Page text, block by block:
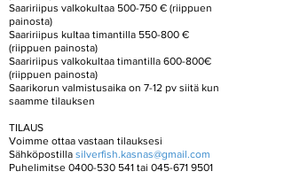
Saaririipus valkokultaa 500-750 € (riippuen
painosta)
Saaririipus kultaa timantilla 550-800 €
(riippuen painosta)
Saaririipus valkokultaa timantilla 600-800€
(riippuen painosta)
Saarikorun valmistusaika on 7-12 pv siitä kun
saamme tilauksen
TILAUS
Voimme ottaa vastaan tilauksesi
Sähköpostilla silverfish.kasnas@gmail.com
Puhelimitse 0400-530 541 tai 045-671 9501